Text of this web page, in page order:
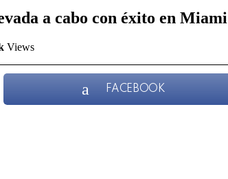
a cabo con éxito en Miami
Views
FACEBOOK